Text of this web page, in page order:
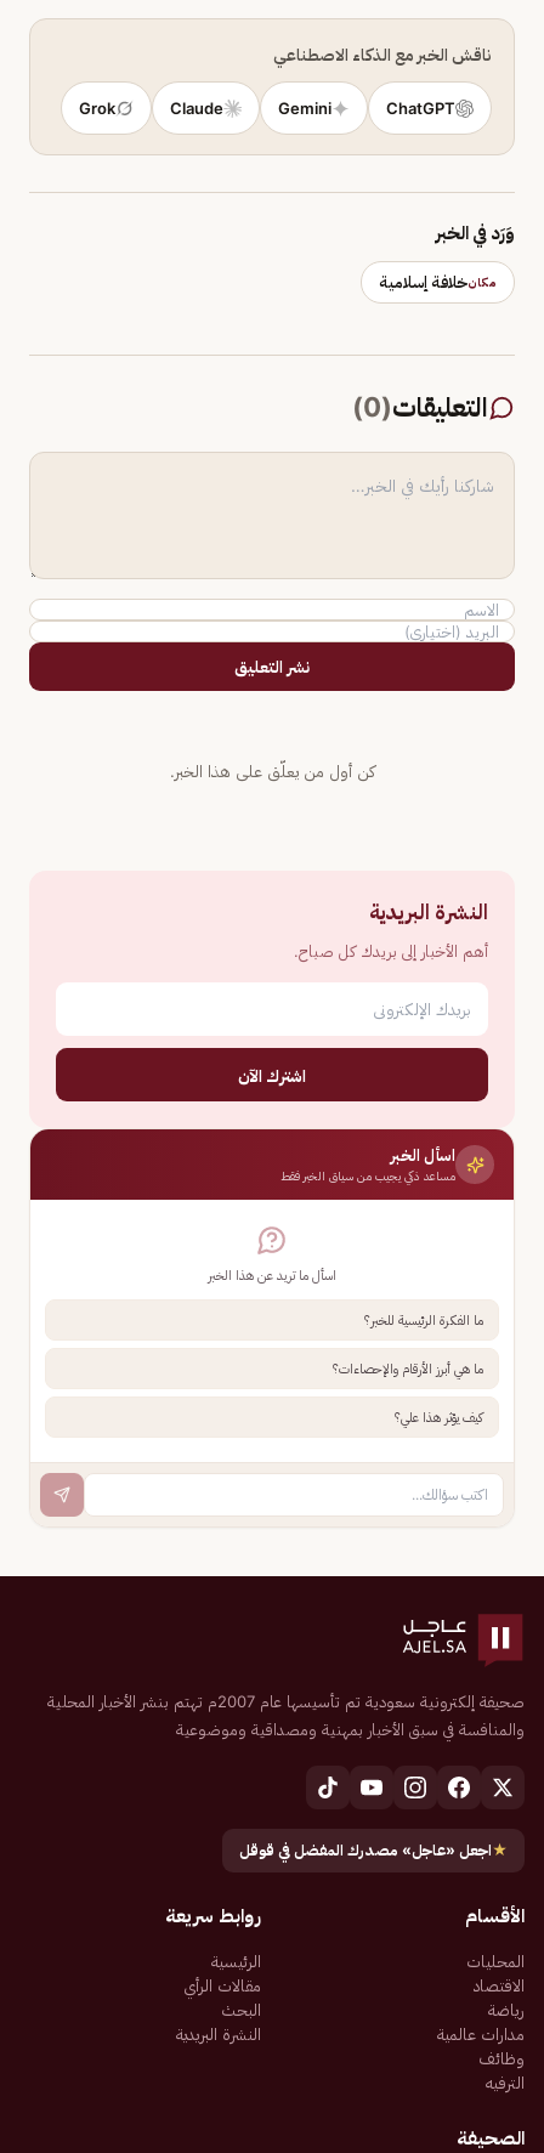
ناقش الخبر مع الذكاء الاصطناعي
ChatGPT
Gemini
Claude
Grok
وَرَد في الخبر
مكانخلافة إسلامية
التعليقات(
0
)
نشر التعليق
كن أول من يعلّق على هذا الخبر.
النشرة البريدية
أهم الأخبار إلى بريدك كل صباح.
اشترك الآن
اسأل الخبر
مساعد ذكي يجيب من سياق الخبر فقط
اسأل ما تريد عن هذا الخبر
ما الفكرة الرئيسية للخبر؟
ما هي أبرز الأرقام والإحصاءات؟
كيف يؤثر هذا علي؟
صحيفة إلكترونية سعودية تم تأسيسها عام 2007م تهتم بنشر الأخبار المحلية
والمنافسة في سبق الأخبار بمهنية ومصداقية وموضوعية
★اجعل «عاجل» مصدرك المفضل في قوقل
الأقسام
المحليات
الاقتصاد
رياضة
مدارات عالمية
وظائف
الترفيه
روابط سريعة
الرئيسية
مقالات الرأي
البحث
النشرة البريدية
الصحيفة